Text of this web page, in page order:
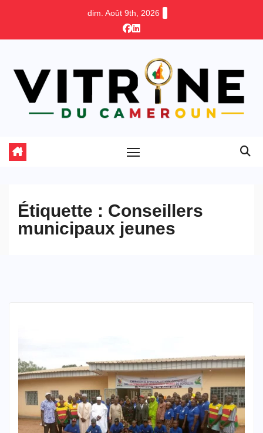
dim. Août 9th, 2026
Étiquette : Conseillers
municipaux jeunes